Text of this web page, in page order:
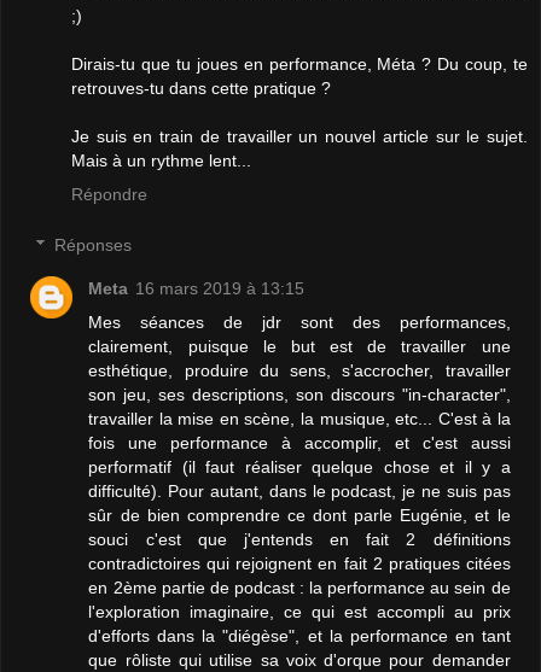
;)
Dirais-tu que tu joues en performance, Méta ? Du coup, te
retrouves-tu dans cette pratique ?
Je suis en train de travailler un nouvel article sur le sujet.
Mais à un rythme lent...
Répondre
Réponses
Meta 16 mars 2019 à 13:15
Mes séances de jdr sont des performances,
clairement, puisque le but est de travailler une
esthétique, produire du sens, s'accrocher, travailler
son jeu, ses descriptions, son discours "in-character",
travailler la mise en scène, la musique, etc... C'est à la
fois une performance à accomplir, et c'est aussi
performatif (il faut réaliser quelque chose et il y a
difficulté). Pour autant, dans le podcast, je ne suis pas
sûr de bien comprendre ce dont parle Eugénie, et le
souci c'est que j'entends en fait 2 définitions
contradictoires qui rejoignent en fait 2 pratiques citées
en 2ème partie de podcast : la performance au sein de
l'exploration imaginaire, ce qui est accompli au prix
d'efforts dans la "diégèse", et la performance en tant
que rôliste qui utilise sa voix d'orque pour demander